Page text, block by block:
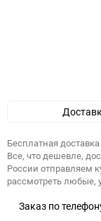
Бесплатная
Все, что дешевле,
России отправляем
рассмотреть любые,
Заказ по